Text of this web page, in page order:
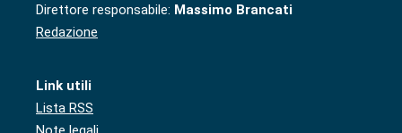
Direttore responsabile: Massimo Brancati
Redazione
Link utili
Lista RSS